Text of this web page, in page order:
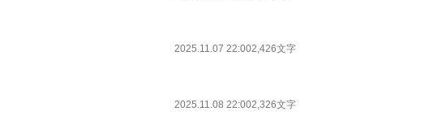
2025.11.07 22:002,426文字
2025.11.08 22:002,326文字